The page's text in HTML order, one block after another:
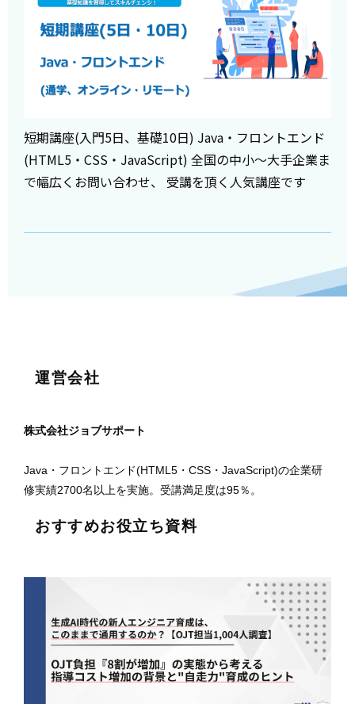
短期講座(入門5日、基礎10日) Java・フロントエンド
(HTML5・CSS・JavaScript) 全国の中小～大手企業ま
で幅広くお問い合わせ、 受講を頂く人気講座です
運営会社
株式会社ジョブサポート
Java・フロントエンド(HTML5・CSS・JavaScript)の企業研
修実績2700名以上を実施。受講満足度は95％。
おすすめお役立ち資料